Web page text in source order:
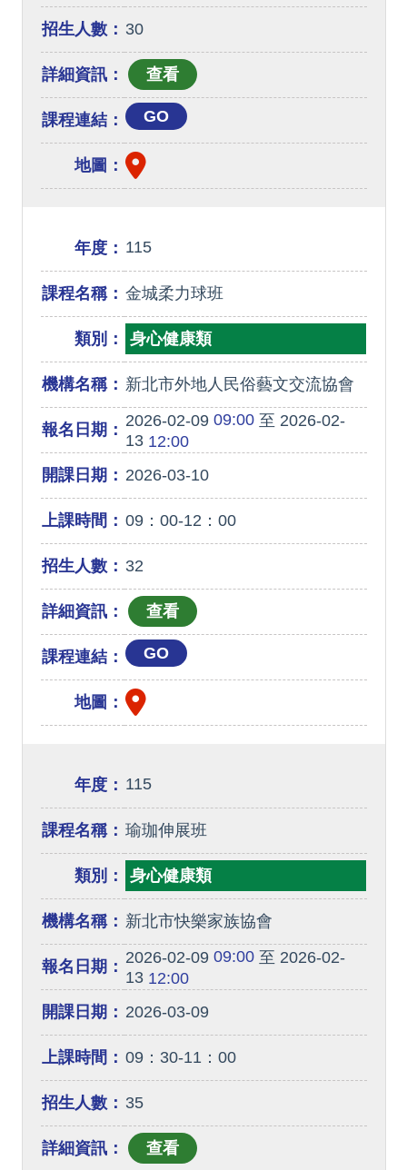
招生人數： 30
詳細資訊：
課程連結： GO
地圖：
年度： 115
課程名稱： 金城柔力球班
類別： 身心健康類
機構名稱： 新北市外地人民俗藝文交流協會
報名日期： 2026-02-0909:00至 2026-02-
1312:00
開課日期： 2026-03-10
上課時間： 09：00-12：00
招生人數： 32
詳細資訊：
課程連結： GO
地圖：
年度： 115
課程名稱： 瑜珈伸展班
類別： 身心健康類
機構名稱： 新北市快樂家族協會
報名日期： 2026-02-0909:00至 2026-02-
1312:00
開課日期： 2026-03-09
上課時間： 09：30-11：00
招生人數： 35
詳細資訊：